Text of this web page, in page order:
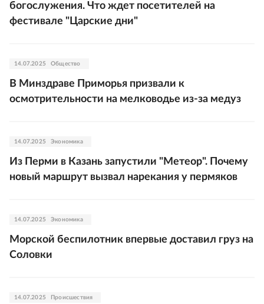
богослужения. Что ждет посетителей на
фестивале "Царские дни"
14.07.2025 Общество
В Минздраве Приморья призвали к
осмотрительности на мелководье из-за медуз
14.07.2025 Экономика
Из Перми в Казань запустили "Метеор". Почему
новый маршрут вызвал нарекания у пермяков
14.07.2025 Экономика
Морской беспилотник впервые доставил груз на
Соловки
14.07.2025 Происшествия